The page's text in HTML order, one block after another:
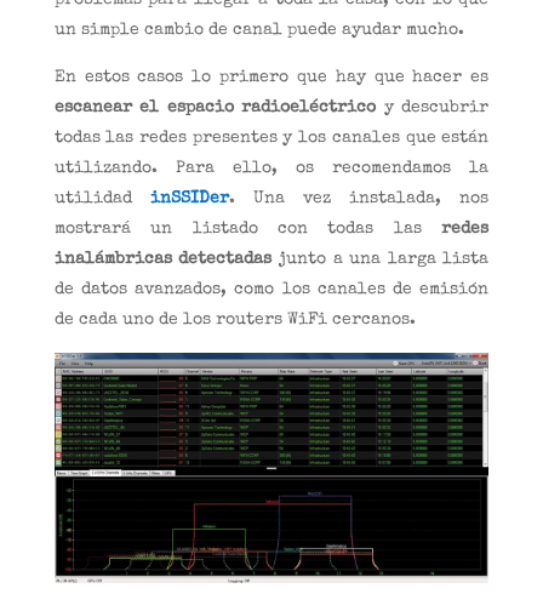
un simple cambio de canal puede ayudar mucho.
En estos casos lo primero que hay que hacer es
escanear el espacio radioeléctrico y descubrir
todas las redes presentes y los canales que están
utilizando. Para ello, os recomendamos la
utilidad inSSIDer. Una vez instalada, nos
mostrará un listado con todas lasredes
inalámbricas detectadasjunto a una larga lista
de datos avanzados, como los canales de emisión
de cada uno de los routers WiFi cercanos.